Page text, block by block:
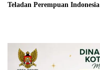
Teladan Perempuan Indonesia